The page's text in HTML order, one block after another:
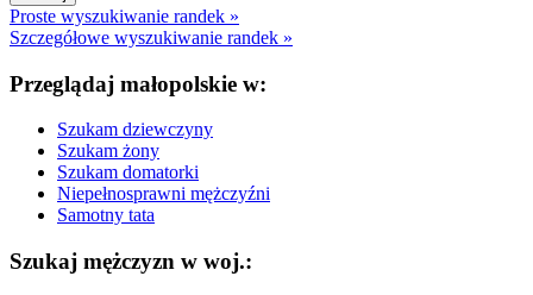
Proste wyszukiwanie randek »
Szczegółowe wyszukiwanie randek »
Przeglądaj małopolskie w:
Szukam dziewczyny
Szukam żony
Szukam domatorki
Niepełnosprawni mężczyźni
Samotny tata
Szukaj mężczyzn w woj.: